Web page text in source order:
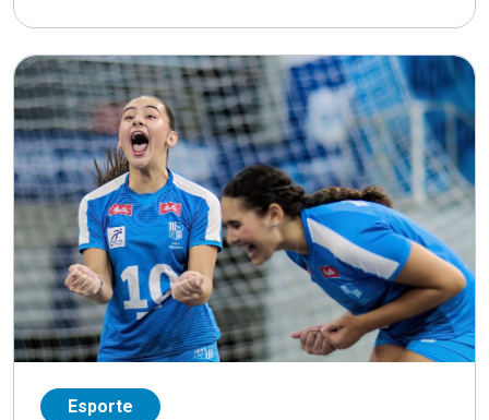
Esporte